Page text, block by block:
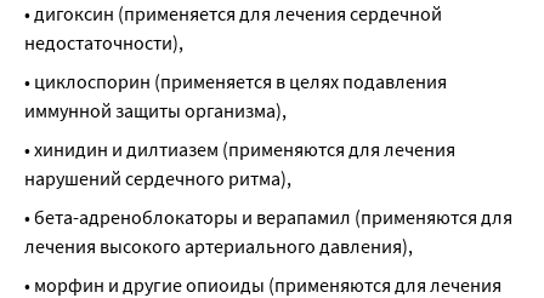
• дигоксин (применяется для лечения сердечной
недостаточности),
• циклоспорин (применяется в целях подавления
иммунной защиты организма),
• хинидин и дилтиазем (применяются для лечения
нарушений сердечного ритма),
• бета-адреноблокаторы и верапамил (применяются для
лечения высокого артериального давления),
• морфин и другие опиоиды (применяются для лечения